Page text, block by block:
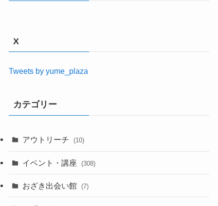
X
Tweets by yume_plaza
カテゴリー
アウトリーチ (10)
イベント・講座 (308)
おざき出会い館 (7)